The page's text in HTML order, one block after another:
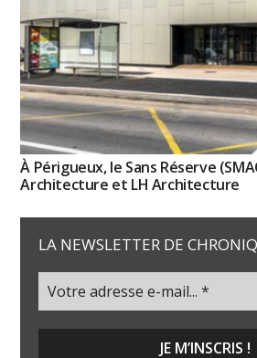
À Périgueux, le Sans Réserve
Architecture et LH Architecture
LA NEWSLETTER DE